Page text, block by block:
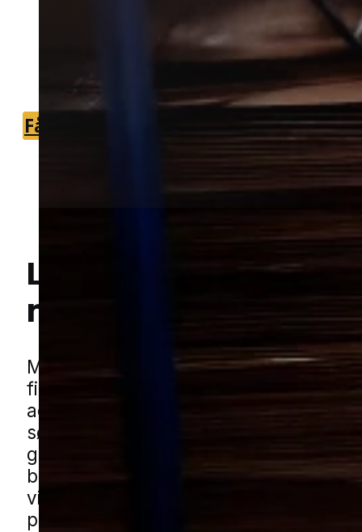
Vi forbinder dig med lokale partnere,
du hurtigt kan komme videre med
Få et tilbud +45 51 90 85 46
Lokal bekæmpelse
mus
i Store
Mus kan hurtigt skabe problemer, når
finder ly i bygninger med rolige kroge,
adgangsveje og steder med
søger ofte mod tørre omgivelser, hvor
gemme sig i konstruktioner, isolering
blandt ting, der står tæt, og derfor er
vigtigt at reagere tidligt, hvis man vil
problemet vokser.
Hej! Hvordan kan jeg hjælpe dig? Har du nogen spørgsmål?